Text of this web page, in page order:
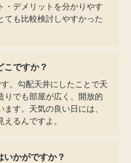
・デメリットを分かりやす
ても比較検討しやすかった
こですか？
。勾配天井にしたことで天
りでも部屋が広く、開放的
す。天気の良い日には、
るんですよ。
いかがですか？